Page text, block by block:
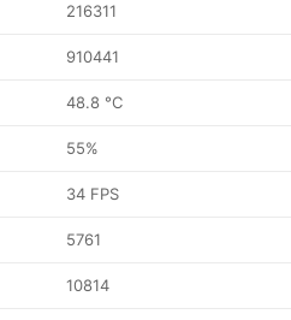
216311
910441
48.8 °C
55%
34 FPS
5761
10814